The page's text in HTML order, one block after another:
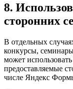
8.
сторонних
В отдельных
конкурсы,
может
предоставляемые
числе Яндекс